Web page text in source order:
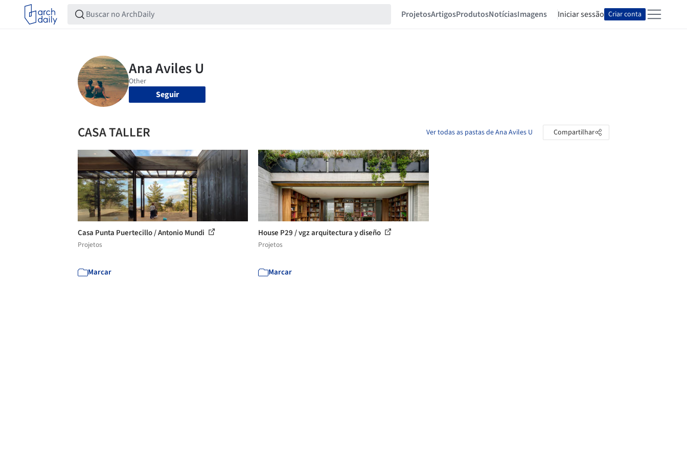
ProjetosArtigosProdutosNotíciasImagens Iniciar sessão Criar conta
Seguir
CASA TALLER Ver todas as pastas de Ana Aviles U Compartilhar
Casa Punta Puertecillo / Antonio Mundi
Projetos
Marcar
House P29 / vgz arquitectura y diseño
Projetos
Marcar